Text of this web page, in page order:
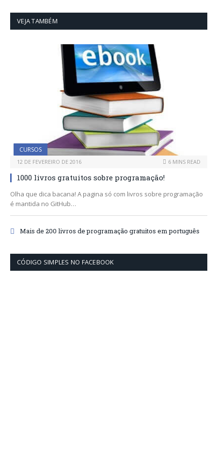
VEJA TAMBÉM
CURSOS
12 DE FEVEREIRO DE 2016 6 MINS READ
1000 livros gratuitos sobre programação!
Olha que dica bacana! A pagina só com livros sobre programação
é mantida no GitHub…
Mais de 200 livros de programação gratuitos em português
CÓDIGO SIMPLES NO FACEBOOK